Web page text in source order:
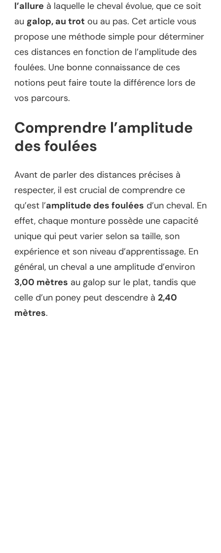
l’allure à laquelle le cheval évolue, que ce soit
au galop, au trot ou au pas. Cet article vous
propose une méthode simple pour déterminer
ces distances en fonction de l’amplitude des
foulées. Une bonne connaissance de ces
notions peut faire toute la différence lors de
vos parcours.
Comprendre l’amplitude
des foulées
Avant de parler des distances précises à
respecter, il est crucial de comprendre ce
qu’est l’amplitude des foulées d’un cheval. En
effet, chaque monture possède une capacité
unique qui peut varier selon sa taille, son
expérience et son niveau d’apprentissage. En
général, un cheval a une amplitude d’environ
3,00 mètres au galop sur le plat, tandis que
celle d’un poney peut descendre à 2,40
mètres.